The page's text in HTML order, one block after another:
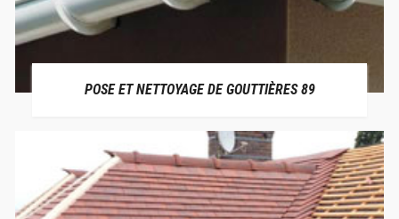
POSE ET NETTOYAGE DE GOUTTIÈRES 89